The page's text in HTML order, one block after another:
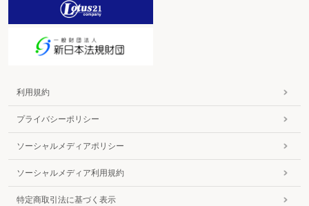
〇評価額（評価損の計上）とすべき時価の計算
２ 棚卸資産に係る評価損
〇型遅れのパソコンの評価
〇売れ残った季節商品に係る評価損
１ 上場有価証券等
ミス事例
〇売買目的で保有する有価証券
ミス事例
〇債務超過の子会社の増資引受けに係る株式の評価損
ミス事例
利用規約
プライバシーポリシー
ソーシャルメディアポリシー
ソーシャルメディア利用規約
特定商取引法に基づく表示